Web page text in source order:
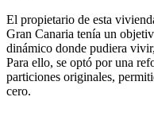
El propietario de esta
Gran Canaria tenía un
dinámico donde pudiera
Para ello, se optó por una
particiones originales,
cero.